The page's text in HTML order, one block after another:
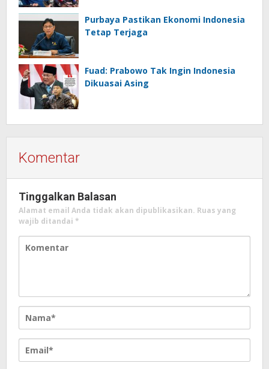
Purbaya Pastikan Ekonomi Indonesia
Tetap Terjaga
Fuad: Prabowo Tak Ingin Indonesia
Dikuasai Asing
Komentar
Tinggalkan Balasan
Alamat email Anda tidak akan dipublikasikan. Ruas yang
wajib ditandai *